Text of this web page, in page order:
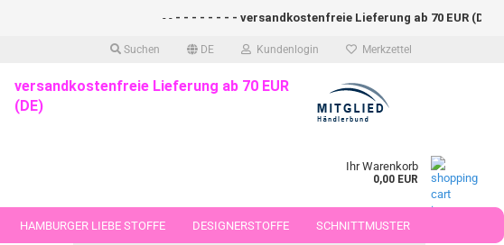
Suchen DE Kundenlogin Merkzettel
- - - - - - - - versandkostenfreie Lieferung ab 70 EUR (DE)-
versandkostenfreie Lieferung ab 70 EUR
(DE)
Ihr Warenkorb
0,00 EUR
HAMBURGER LIEBE STOFFE DESIGNERSTOFFE SCHNITTMUSTER